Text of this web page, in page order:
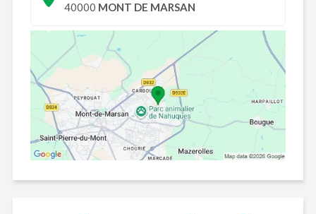
40000 MONT DE MARSAN